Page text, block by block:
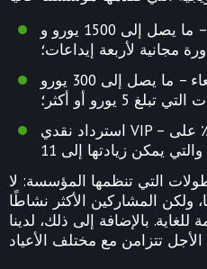
حزمة ترحيب للاعبين الجدد – ما يصل إلى 1500 يورو و
مكافأة 50٪ أيام الأربعاء – ما يصل إلى 300 يورو
تبلغ 5 يورو أو أكثر؛
استرداد نقدي VIP – استرداد أسبوعي بنسبة 5٪ على
التي تنظمها المؤسسة: لا
ولكن المشاركين الأكثر نشاطًا
بالإضافة إلى ذلك، لدينا